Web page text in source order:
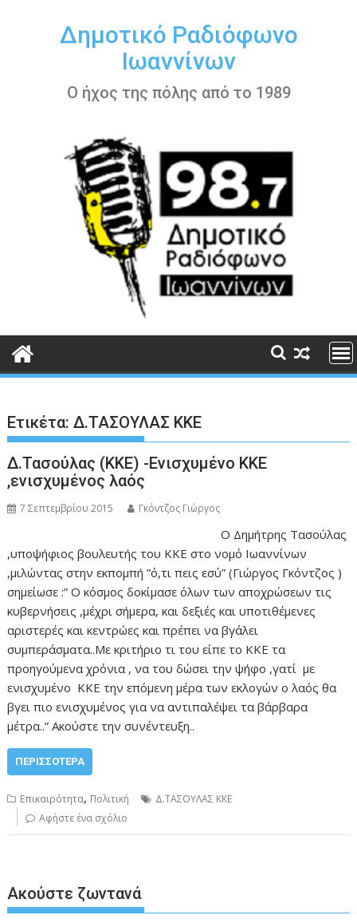
περιεχόμενοΔημοτικό Ραδιόφωνο
Ιωαννίνων
Ο ήχος της πόλης από το 1989
Ετικέτα:Δ.ΤΑΣΟΥΛΑΣ ΚΚΕ
Δ.Τασούλας (ΚΚΕ) -Ενισχυμένο ΚΚΕ
,ενισχυμένος λαός
7 Σεπτεμβρίου 2015 Γκόντζος Γιώργος
Ο Δημήτρης Τασούλας
,υποψήφιος βουλευτής του ΚΚΕ στο νομό Ιωαννίνων
,μιλώντας στην εκπομπή ”ό,τι πεις εσύ” (Γιώργος Γκόντζος )
σημείωσε :” Ο κόσμος δοκίμασε όλων των αποχρώσεων τις
κυβερνήσεις ,μέχρι σήμερα, και δεξιές και υποτιθέμενες
αριστερές και κεντρώες και πρέπει να βγάλει
συμπεράσματα..Με κριτήριο τι του είπε το ΚΚΕ τα
προηγούμενα χρόνια , να του δώσει την ψήφο ,γατί με
ενισχυμένο ΚΚΕ την επόμενη μέρα των εκλογών ο λαός θα
βγει πιο ενισχυμένος για να αντιπαλέψει τα βάρβαρα
μέτρα..” Ακούστε την συνέντευξη..
ΠΕΡΙΣΣΌΤΕΡΑ
Επικαιρότητα, Πολιτική
Δ.ΤΑΣΟΥΛΑΣ ΚΚΕ
Αφήστε ένα σχόλιο
Ακούστε ζωντανά